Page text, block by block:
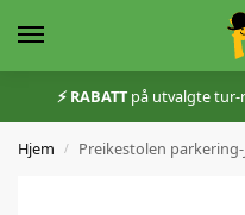
⚡️ RABATTpå utvalgte tur-
Hjem / Preikestolen